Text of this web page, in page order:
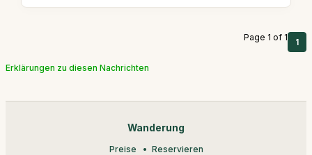
Page 1 of 1 1
Erklärungen zu diesen Nachrichten
Wanderung
Preise Reservieren